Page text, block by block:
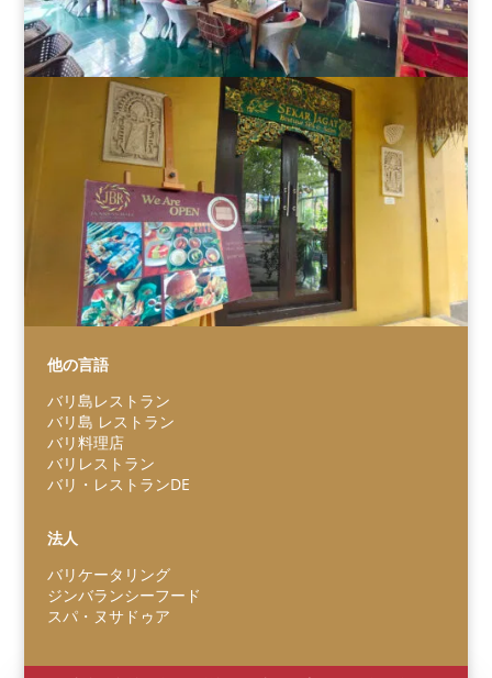
他の言語
バリ島レストラン
バリ島 レストラン
バリ料理店
バリレストラン
バリ・レストランDE
法人
バリケータリング
ジンバランシーフード
スパ・ヌサドゥア
हिन्दी